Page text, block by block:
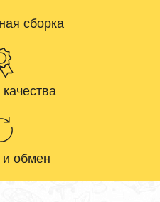
сборка
и обмен